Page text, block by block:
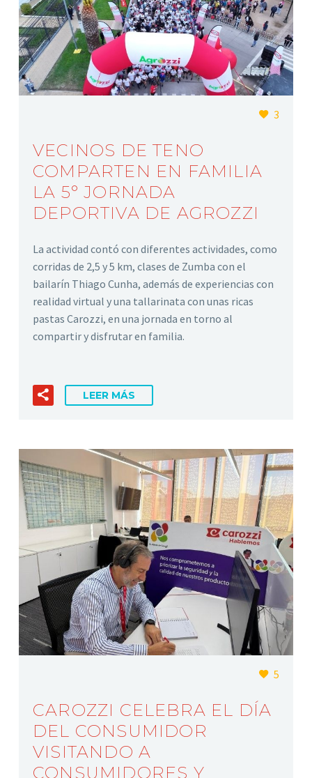
3
VECINOS DE TENO
COMPARTEN EN FAMILIA
LA 5° JORNADA
DEPORTIVA DE AGROZZI
La actividad contó con diferentes actividades, como
corridas de 2,5 y 5 km, clases de Zumba con el
bailarín Thiago Cunha, además de experiencias con
realidad virtual y una tallarinata con unas ricas
pastas Carozzi, en una jornada en torno al
compartir y disfrutar en familia.
LEER MÁS
5
CAROZZI CELEBRA EL DÍA
DEL CONSUMIDOR
VISITANDO A
CONSUMIDORES Y